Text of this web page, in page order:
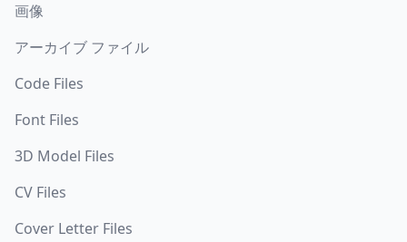
画像
アーカイブ ファイル
Code Files
Font Files
3D Model Files
CV Files
Cover Letter Files